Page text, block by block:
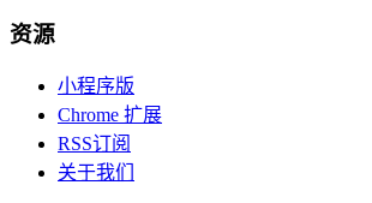
资源
小程序版
Chrome 扩展
RSS订阅
关于我们